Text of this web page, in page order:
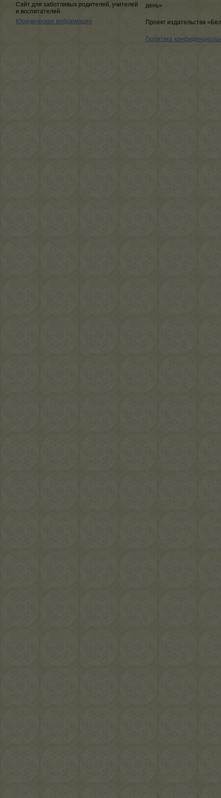
Сайт для заботливых родителей, учителей
и воспитателей.
Юридическая информация
день»
Проект издательства
Политика